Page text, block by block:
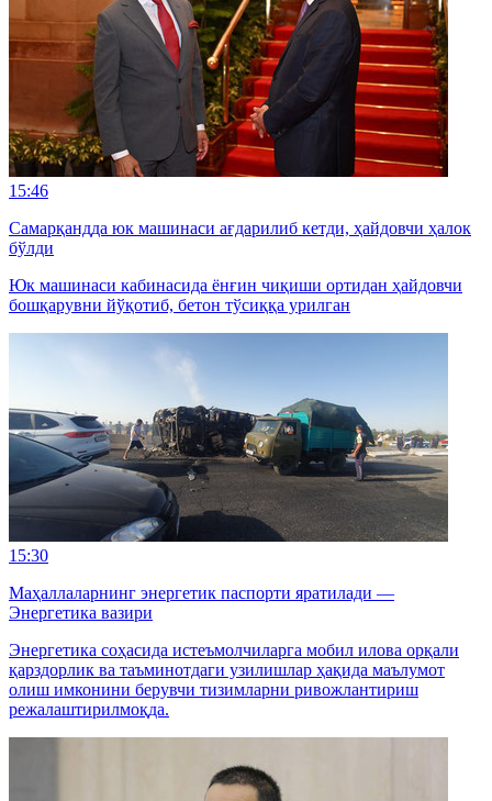
15:46
Самарқандда юк машинаси ағдарилиб кетди, ҳайдовчи ҳалок
бўлди
Юк машинаси кабинасида ёнғин чиқиши ортидан ҳайдовчи
бошқарувни йўқотиб, бетон тўсиққа урилган
15:30
Маҳаллаларнинг энергетик паспорти яратилади —
Энергетика вазири
Энергетика соҳасида истеъмолчиларга мобил илова орқали
қарздорлик ва таъминотдаги узилишлар ҳақида маълумот
олиш имконини берувчи тизимларни ривожлантириш
режалаштирилмоқда.